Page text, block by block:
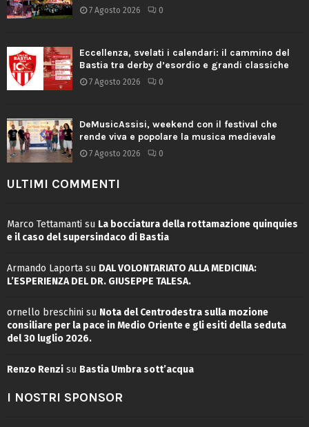
7 Agosto 2026 0
Eccellenza, svelati i calendari: il cammino del
Bastia tra derby d’esordio e grandi classiche
7 Agosto 2026 0
DeMusicAssisi, weekend con il festival che
rende viva e popolare la musica medievale
7 Agosto 2026 0
ULTIMI COMMENTI
Marco Tettamanti su La bocciatura della rottamazione quinquies
e il caso del supersindaco di Bastia
Armando Laporta su DAL VOLONTARIATO ALLA MEDICINA:
L’ESPERIENZA DEL DR. GIUSEPPE TALESA.
ornello breschini su Nota del Centrodestra sulla mozione
consiliare per la pace in Medio Oriente e gli esiti della seduta
del 30 luglio 2026.
Renzo Renzi su Bastia Umbra sott’acqua
I NOSTRI SPONSOR